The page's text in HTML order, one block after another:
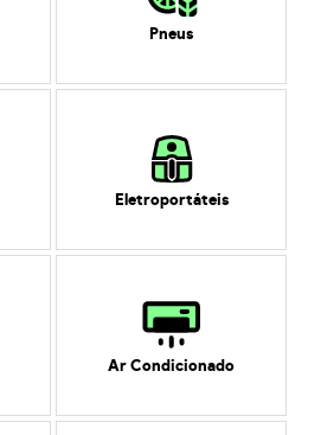
Pneus
Eletroportáteis
Ar Condicionado